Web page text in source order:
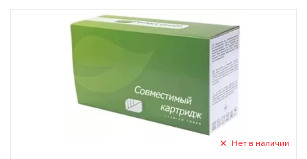
Нет в наличии